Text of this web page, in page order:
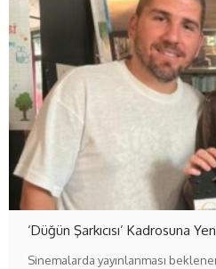
‘Düğün Şarkıcısı’ Kadrosuna
Sinemalarda yayınlanması